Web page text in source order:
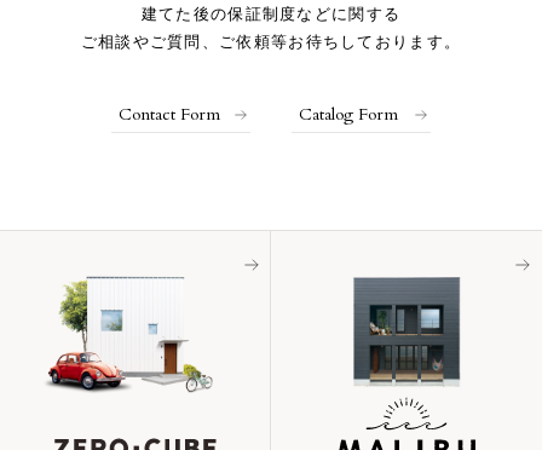
建てた後の保証制度などに関する
ご相談やご質問、ご依頼等お待ちしております。
Contact Form Catalog Form